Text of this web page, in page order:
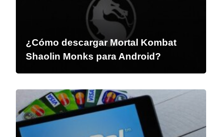
¿Cómo descargar Mortal Kombat
Shaolin Monks para Android?